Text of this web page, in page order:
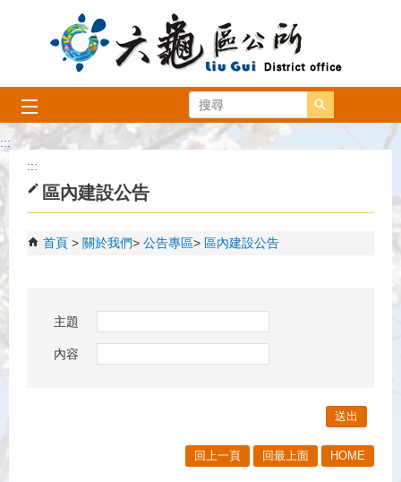
跳到主要內容區塊
搜尋
:::
:::
區內建設公告
首頁 關於我們 公告專區 區內建設公告
主題
內容
回上一頁 回最上面 HOME